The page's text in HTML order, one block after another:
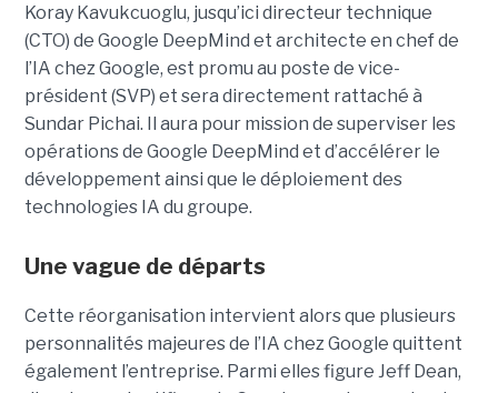
Koray Kavukcuoglu, jusqu’ici directeur technique
(CTO) de Google DeepMind et architecte en chef de
l’IA chez Google, est promu au poste de vice-
président (SVP) et sera directement rattaché à
Sundar Pichai. Il aura pour mission de superviser les
opérations de Google DeepMind et d’accélérer le
développement ainsi que le déploiement des
technologies IA du groupe.
Une vague de départs
Cette réorganisation intervient alors que plusieurs
personnalités majeures de l’IA chez Google quittent
également l’entreprise. Parmi elles figure Jeff Dean,